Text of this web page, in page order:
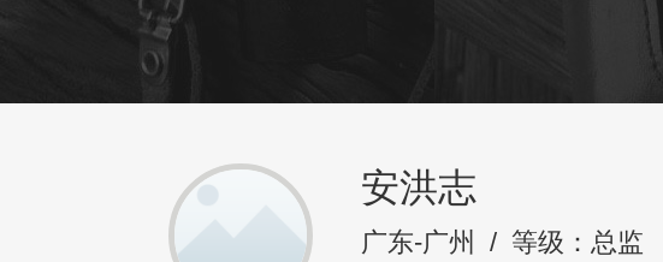
安洪志
广东-广州 / 等级：总监